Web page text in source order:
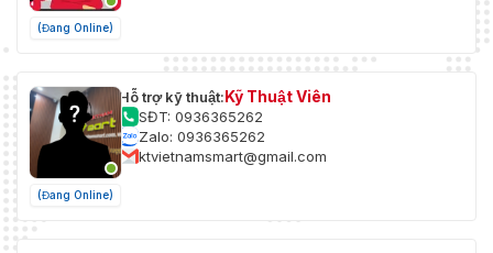
(Đang Online)
(Đang Online)
Hỗ trợ kỹ thuật:Kỹ Thuật Viên
SĐT: 0936365262
Zalo: 0936365262
ktvietnamsmart@gmail.com